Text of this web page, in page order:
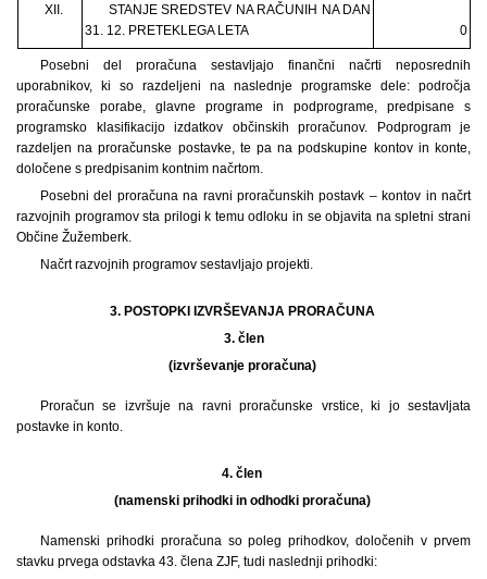
XII.
STANJE SREDSTEV NA RAČUNIH NA DAN
31. 12. PRETEKLEGA LETA
0
Posebni del proračuna sestavljajo finančni načrti neposrednih
uporabnikov, ki so razdeljeni na naslednje programske dele: področja
proračunske porabe, glavne programe in podprograme, predpisane s
programsko klasifikacijo izdatkov občinskih proračunov. Podprogram je
razdeljen na proračunske postavke, te pa na podskupine kontov in konte,
določene s predpisanim kontnim načrtom.
Posebni del proračuna na ravni proračunskih postavk – kontov in načrt
razvojnih programov sta prilogi k temu odloku in se objavita na spletni strani
Občine Žužemberk.
Načrt razvojnih programov sestavljajo projekti.
3. POSTOPKI IZVRŠEVANJA PRORAČUNA
3. člen
(izvrševanje proračuna)
Proračun se izvršuje na ravni proračunske vrstice, ki jo sestavljata
postavke in konto.
4. člen
(namenski prihodki in odhodki proračuna)
Namenski prihodki proračuna so poleg prihodkov, določenih v prvem
stavku prvega odstavka 43. člena ZJF, tudi naslednji prihodki: